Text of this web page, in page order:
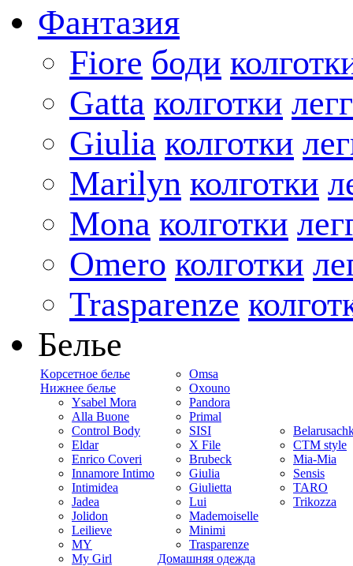
Фантазия
Fiore боди
Gatta колготки
Giulia колготки
Marilyn колготки
Mona колготки
Omero колготки
Trasparenze
Белье
Kорсетное белье
Нижнее белье
Ysabel Mora
Alla Buone
Control Body
Eldar
Enrico Coveri
Innamore Intimo
Intimidea
Jadea
Jolidon
Leilieve
MY
My Girl
Omsa
Oxouno
Pandora
Primal
SISI
X File
Brubeck
Giulia
Giulietta
Lui
Mademoiselle
Minimi
Trasparenze
Домашняя одежда
CTM style
Mia-Mia
Sensis
TARO
Trikozza